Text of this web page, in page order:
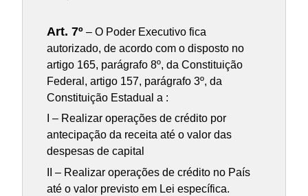
Art. 7º – O Poder Executivo fica
autorizado, de acordo com o disposto no
artigo 165, parágrafo 8º, da Constituição
Federal, artigo 157, parágrafo 3º, da
Constituição Estadual a :
I – Realizar operações de crédito por
antecipação da receita até o valor das
despesas de capital
II – Realizar operações de crédito no País
até o valor previsto em Lei específica.